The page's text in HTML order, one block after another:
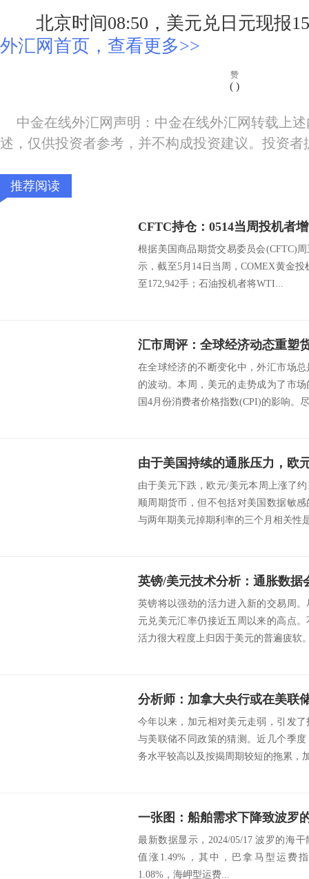
北京时间08:50，美元兑日元现报
外汇网首页，查看更多>>
赞
( )
中金在线外汇网声明：中金在线外汇网转载上
述，仅供投资者参考，并不构成投资建议。投资
推荐阅读
CFTC持仓：0514当周投机者
根据美国商品期货交易委员会(CFTC)
示，截至5月14日当周，COMEX黄金
至172,942手；石油投机者将WTI...
在全球经济的不断变化中，外汇市场
的波动。本周，美元的走势成为了市
国4月份消费者价格指数(CPI)的影响。
由于美国持续的通胀压力，欧
由于美元下跌，欧元/美元本周上涨了
顺周期货币，但不包括对美国数据敏
与两年期美元掉期利率的三个月相关性
英镑/美元技术分析：通胀数据
英镑将以强劲的活力进入新的交易周
元兑美元汇率仍接近五周以来的高点
活力很大程度上归因于美元的普遍疲软
分析师：加拿大央行或在美联
今年以来，加元相对美元走弱，引发
与美联储不同政策的猜测。近几个季
务水平较高以及按揭周期较短的拖累，
最新数据显示，2024/05/17 波罗的海
值涨1.49%，其中，巴拿马型运费
1.08%，海岬型运费...